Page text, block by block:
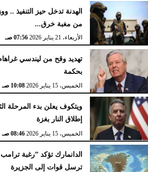
الهدنة تدخل حيز التنفيذ ..
من مغبة خرق...
الأربعاء، 21 يناير 2026 07:56 صـ
تهديد وقح من ليندسي غراهام
بحكمة
الخميس، 15 يناير 2026 10:08 صـ
ويتكوف يعلن بدء المرحلة
إطلاق النار بغزة
الخميس، 15 يناير 2026 08:46 صـ
الدانمارك تؤكد ”رغبة
ترسل قوات إلى الجزيرة